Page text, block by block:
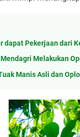
dapat Pekerjaan dari
Melakukan
Manis Asli dan